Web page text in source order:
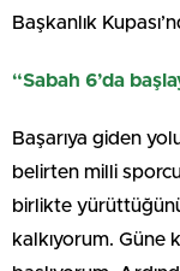
Başkanlık
“Sabah 6’da
Başarıya giden
belirten milli
birlikte yürüttüğünü
kalkıyorum. Güne